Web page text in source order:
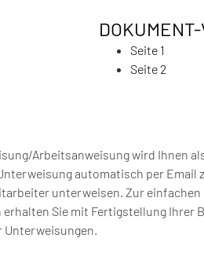
Seite 1
Seite 2
Arbeitsanweisung wird Ihnen
automatisch per
unterweisen. Zur einfachen
Sie mit Fertigstellung Ihrer